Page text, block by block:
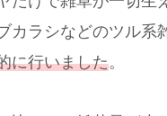
カラシなどのツル系
に行いました。